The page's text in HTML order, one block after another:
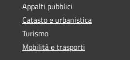
Appalti pubblici
Catasto e urbanistica
Turismo
Mobilità e trasporti